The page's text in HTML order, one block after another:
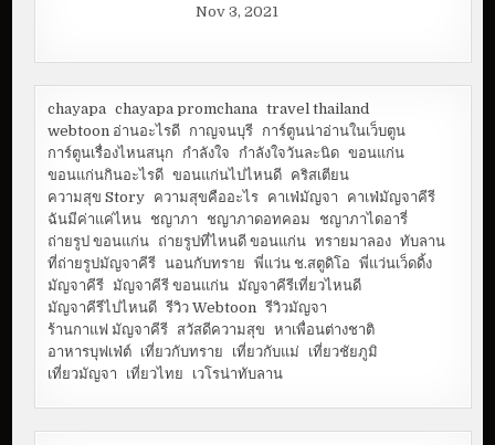
Nov 3, 2021
chayapa chayapa promchana
travel thailand
webtoon อ่านอะไรดี กาญจนบุรี การ์ตูนน่าอ่านในเว็บตูน
การ์ตูนเรื่องไหนสนุก
กำลังใจ กำลังใจวันละนิด ขอนแก่น
ขอนแก่นกินอะไรดี ขอนแก่นไปไหนดี คริสเตียน
ความสุข Story ความสุขคืออะไร คาเฟ่มัญจา
คาเฟ่มัญจาคีรี
ฉันมีค่าแค่ไหน ชญาภา ชญาภาดอทคอม
ชญาภาไดอารี่
ถ่ายรูป ขอนแก่น ถ่ายรูปที่ไหนดี ขอนแก่น ทรายมาลอง ทับลาน
ที่ถ่ายรูปมัญจาคีรี นอนกับทราย พี่แว่น ช.สตูดิโอ
พี่แว่นเว็ดดิ้ง
มัญจาคีรี มัญจาคีรี ขอนแก่น มัญจาคีรีเที่ยวไหนดี
มัญจาคีรีไปไหนดี รีวิว Webtoon
รีวิวมัญจา
ร้านกาแฟ มัญจาคีรี สวัสดีความสุข
หาเพื่อนต่างชาติ
อาหารบุฟเฟ่ต์ เที่ยวกับทราย เที่ยวกับแม่
เที่ยวชัยภูมิ
เที่ยวมัญจา
เที่ยวไทย เวโรน่าทับลาน